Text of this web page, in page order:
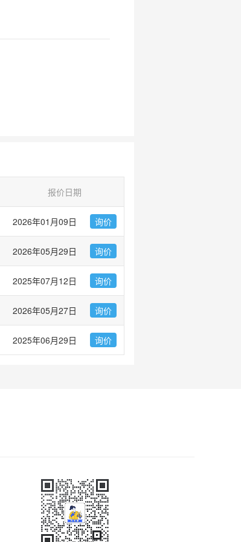
报价日期
2026年01月09日 询价
2026年05月29日 询价
2025年07月12日 询价
2026年05月27日 询价
2025年06月29日 询价